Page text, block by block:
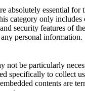
absolutely essential for
category only includes
security features of
personal information.
not be particularly
specifically to collect
contents are